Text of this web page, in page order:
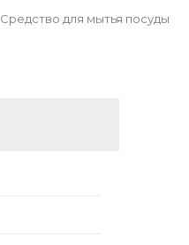
Средство для мытья посуды